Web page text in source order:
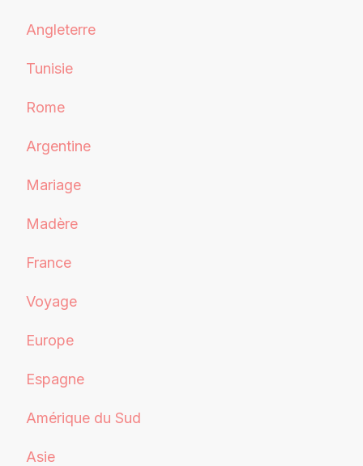
Angleterre
Tunisie
Rome
Argentine
Mariage
Madère
France
Voyage
Europe
Espagne
Amérique du Sud
Asie